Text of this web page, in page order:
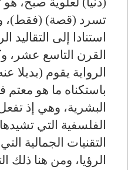
تسرد (قصة)
استنادا إلى التقاليد
القرن التاسع عشر،
الرواية يقوم (بديلا
باستكناه ما هو
البشرية، وهي إذ
الفلسفية التي
التقنيات الجمالية
الرؤيا، ومن هنا ذلك